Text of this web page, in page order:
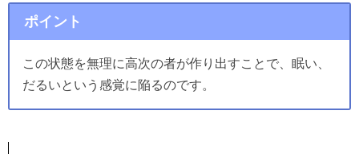
ポイント
この状態を無理に高次の者が作り出すことで、眠い、
だるいという感覚に陥るのです。